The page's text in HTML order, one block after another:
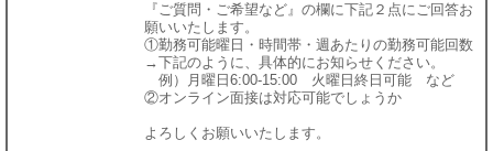
『ご質問・ご希望など』の欄に下記２点にご回答お
願いいたします。
①勤務可能曜日・時間帯・週あたりの勤務可能回数
→下記のように、具体的にお知らせください。
例）月曜日6:00-15:00 火曜日終日可能 など
②オンライン面接は対応可能でしょうか
よろしくお願いいたします。